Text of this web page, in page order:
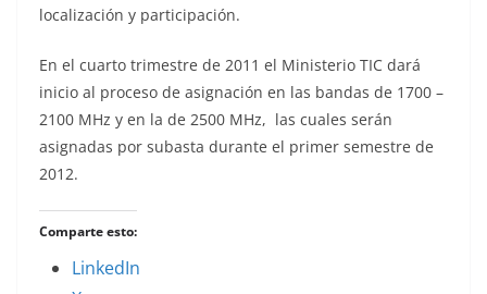
localización y participación.
En el cuarto trimestre de 2011 el Ministerio TIC dará
inicio al proceso de asignación en las bandas de 1700 –
2100 MHz y en la de 2500 MHz, las cuales serán
asignadas por subasta durante el primer semestre de
2012.
Comparte esto:
LinkedIn